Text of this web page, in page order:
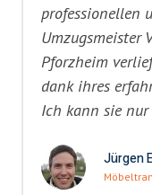
professionellen
Umzugsmeister
Pforzheim
dank ihres
Ich kann sie
Jürgen